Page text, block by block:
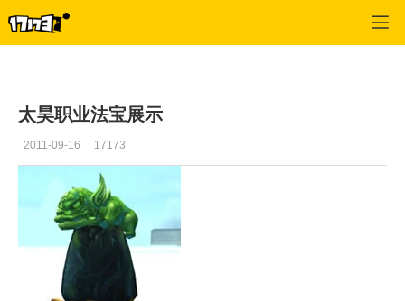
太昊职业法宝展示
2011-09-16 17173